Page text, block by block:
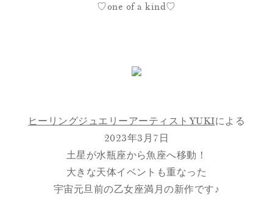
♡one of a kind♡
ヒーリングジュエリーアーティストYUKIによる
2023年3月7日
土星が水瓶座から魚座へ移動！
大きな天体イベントも重なった
宇宙元旦前の乙女座満月の新作です♪